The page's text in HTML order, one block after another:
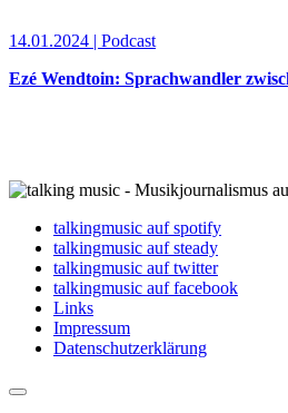
14.01.2024 | Podcast
Ezé Wendtoin: Sprachwandler
talkingmusic auf spotify
talkingmusic auf steady
talkingmusic auf twitter
talkingmusic auf facebook
Links
Impressum
Datenschutzerklärung